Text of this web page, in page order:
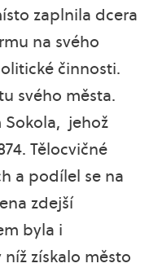
zaplnila dcera
na svého
činnosti.
svého města.
Sokola, jehož
Tělocvičné
a podílel se na
zdejší
byla i
získalo město